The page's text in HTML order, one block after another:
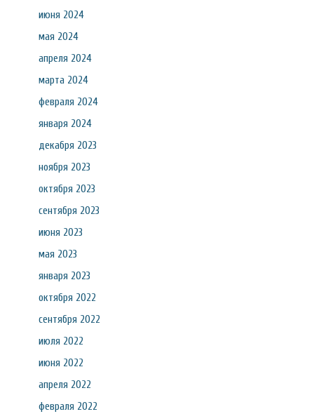
июня 2024
мая 2024
апреля 2024
марта 2024
февраля 2024
января 2024
декабря 2023
ноября 2023
октября 2023
сентября 2023
июня 2023
мая 2023
января 2023
октября 2022
сентября 2022
июля 2022
июня 2022
апреля 2022
февраля 2022